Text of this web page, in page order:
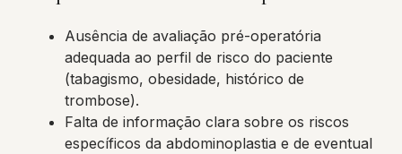
Ausência de avaliação pré-operatória
adequada ao perfil de risco do paciente
(tabagismo, obesidade, histórico de
trombose).
Falta de informação clara sobre os riscos
específicos da abdominoplastia e de eventual